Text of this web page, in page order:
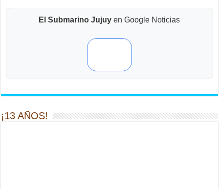
El Submarino Jujuy en Google Noticias
¡13 AÑOS!